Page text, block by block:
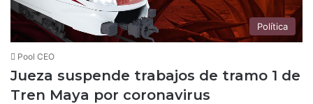
Política
Pool CEO
Jueza suspende trabajos de tramo 1 de
Tren Maya por coronavirus